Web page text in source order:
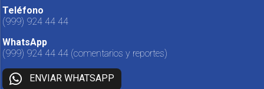
Teléfono
(999) 924 44 44
WhatsApp
(999) 924 44 44 (comentarios y reportes)
ENVIAR WHATSAPP